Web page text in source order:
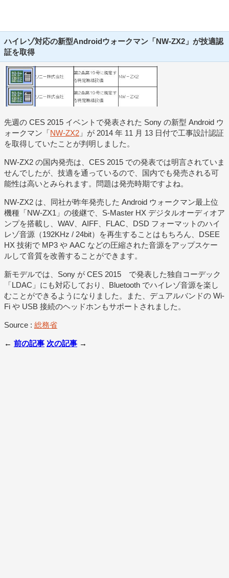
ハイレゾ対応の新型Androidウォークマン「NW-ZX2」が技適認
証を取得
先週の CES 2015 イベントで発表された Sony の新型 Android ウ
ォークマン「NW-ZX2 」が 2014 年 11 月 13 日付で工事設計認証
を取得していたことが判明しました。
NW-ZX2 の国内発売は、CES 2015 での発表では明言されていま
せんでしたが、技適を通っているので、国内でも発売される可
能性は高いとみられます。問題は発売時期ですよね。
NW-ZX2 は、同社が昨年発売した Android ウォークマン最上位
機種「NW-ZX1」の後継で、S-Master HX デジタルオーディオア
ンプを搭載し、WAV、AIFF、FLAC、DSD フォーマットのハイ
レゾ音源（192KHz / 24bit）を再生することはもちろん、DSEE
HX 技術で MP3 や AAC などの圧縮された音源をアップスケー
ルして音質を改善することができます。
新モデルでは、Sony が CES 2015 で発表した独自コーデック
「LDAC」にも対応しており、Bluetooth でハイレゾ音源を楽し
むことができるようになりました。また、デュアルバンドの Wi-
Fi や USB 接続のヘッドホンもサポートされました。
Source : 総務省
← 前の記事 次の記事 →